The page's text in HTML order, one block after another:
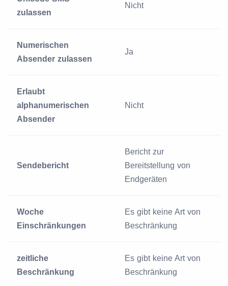
zulassen
Nicht
Numerischen
Absender zulassen
Ja
Erlaubt
alphanumerischen
Absender
Nicht
Sendebericht
Bericht zur
Bereitstellung von
Endgeräten
Woche
Einschränkungen
Es gibt keine Art von
Beschränkung
zeitliche
Beschränkung
Es gibt keine Art von
Beschränkung